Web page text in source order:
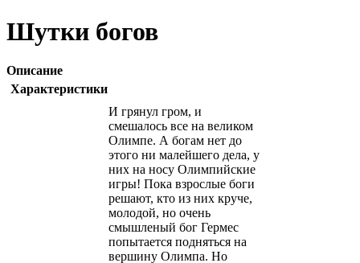
Шутки богов
Описание
Характеристики
И грянул гром, и
смешалось все на великом
Олимпе. А богам нет до
этого ни малейшего дела, у
них на носу Олимпийские
игры! Пока взрослые боги
решают, кто из них круче,
молодой, но очень
смышленый бог Гермес
попытается подняться на
вершину Олимпа. Но